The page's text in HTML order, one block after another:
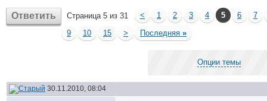
Ответить Страница 5 из 31 < 1 2 3 4 5 6
7
9
10 15 > Последняя »
Опции темы
30.11.2010, 08:04